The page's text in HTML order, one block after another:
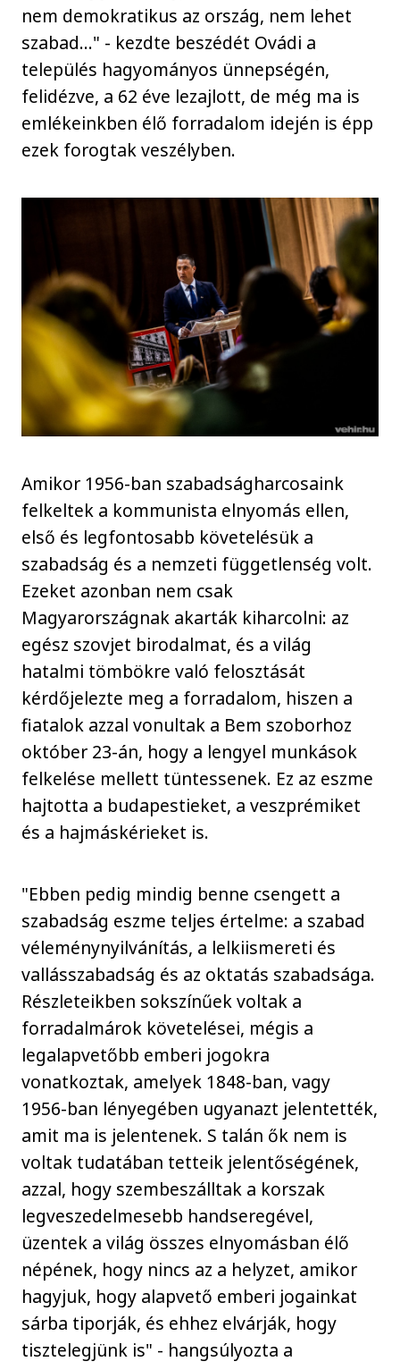
nem demokratikus az ország, nem lehet
szabad…" - kezdte beszédét Ovádi a
település hagyományos ünnepségén,
felidézve, a 62 éve lezajlott, de még ma is
emlékeinkben élő forradalom idején is épp
ezek forogtak veszélyben.
Amikor 1956-ban szabadságharcosaink
felkeltek a kommunista elnyomás ellen,
első és legfontosabb követelésük a
szabadság és a nemzeti függetlenség volt.
Ezeket azonban nem csak
Magyarországnak akarták kiharcolni: az
egész szovjet birodalmat, és a világ
hatalmi tömbökre való felosztását
kérdőjelezte meg a forradalom, hiszen a
fiatalok azzal vonultak a Bem szoborhoz
október 23-án, hogy a lengyel munkások
felkelése mellett tüntessenek. Ez az eszme
hajtotta a budapestieket, a veszprémiket
és a hajmáskérieket is.
"Ebben pedig mindig benne csengett a
szabadság eszme teljes értelme: a szabad
véleménynyilvánítás, a lelkiismereti és
vallásszabadság és az oktatás szabadsága.
Részleteikben sokszínűek voltak a
forradalmárok követelései, mégis a
legalapvetőbb emberi jogokra
vonatkoztak, amelyek 1848-ban, vagy
1956-ban lényegében ugyanazt jelentették,
amit ma is jelentenek. S talán ők nem is
voltak tudatában tetteik jelentőségének,
azzal, hogy szembeszálltak a korszak
legveszedelmesebb handseregével,
üzentek a világ összes elnyomásban élő
népének, hogy nincs az a helyzet, amikor
hagyjuk, hogy alapvető emberi jogainkat
sárba tiporják, és ehhez elvárják, hogy
tisztelegjünk is" - hangsúlyozta a